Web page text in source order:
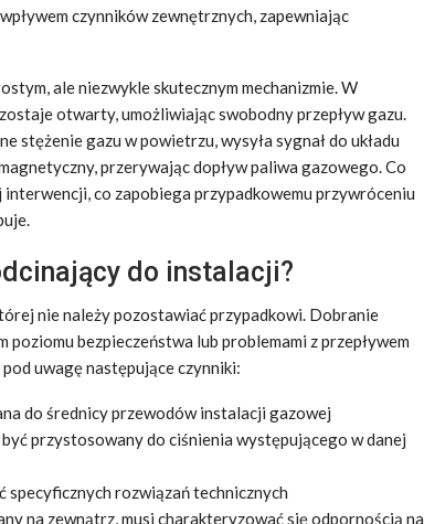
czynników zewnętrznych, zapewniając
ale niezwykle skutecznym mechanizmie. W
otwarty, umożliwiając swobodny przepływ gazu.
stężenie gazu w powietrzu, wysyła sygnał do układu
przerywając dopływ paliwa gazowego. Co
co zapobiega przypadkowemu przywróceniu
do instalacji?
nie należy pozostawiać przypadkowi. Dobranie
bezpieczeństwa lub problemami z przepływem
uwagę następujące czynniki:
do średnicy przewodów instalacji gazowej
przystosowany do ciśnienia występującego w danej
specyficznych rozwiązań technicznych
na zewnątrz, musi charakteryzować się odpornością na